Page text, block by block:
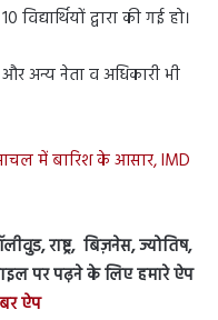
द्वारा की गई हो।
अन्य नेता व अधिकारी भी
में बारिश के आसार, IMD
राष्ट्र, बिज़नेस, ज्योतिष,
पर पढ़ने के लिए हमारे ऐप
ऐप